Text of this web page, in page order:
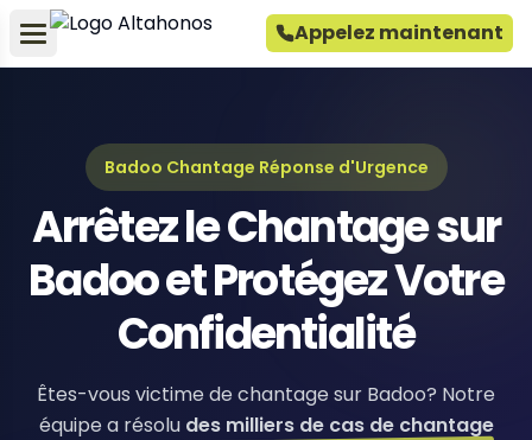
Appelez maintenant
Badoo Chantage Réponse d'Urgence
Arrêtez le Chantage sur
Badoo et Protégez Votre
Confidentialité
Êtes-vous victime de chantage sur Badoo? Notre
équipe a résolu des milliers de cas de chantage